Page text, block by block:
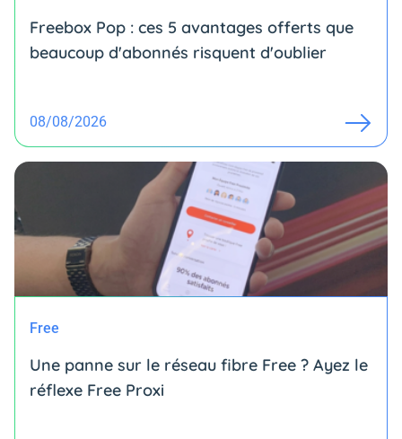
Freebox Pop : ces 5 avantages offerts que
beaucoup d'abonnés risquent d'oublier
08/08/2026
Free
Une panne sur le réseau fibre Free ? Ayez le
réflexe Free Proxi